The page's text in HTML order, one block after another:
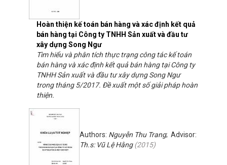
Hoàn thiện kế toán bán hàng và xác định kết quả
bán hàng tại Công ty TNHH Sản xuất và đầu tư
xây dựng Song Ngư
Tìm hiểu và phân tích thực trạng công tác kế toán
bán hàng và xác định kết quả bán hàng tại Công ty
TNHH Sản xuất và đầu tư xây dựng Song Ngư
trong tháng 5/2017. Đề xuất một số giải pháp hoàn
thiện.
Authors: Nguyễn Thu Trang; Advisor:
Th.s: Vũ Lệ Hằng(2015)